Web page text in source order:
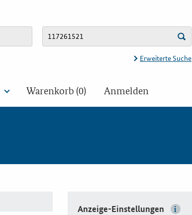
Erweiterte Suche
Warenkorb (0) Anmelden
Anzeige-Einstellungen